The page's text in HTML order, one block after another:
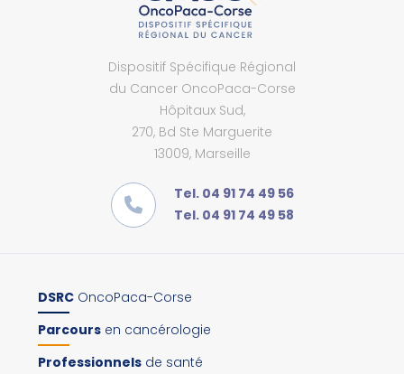
Dispositif Spécifique Régional
du Cancer OncoPaca-Corse
Hôpitaux Sud,
270, Bd Ste Marguerite
13009, Marseille
Tel. 04 91 74 49 56
Tel. 04 91 74 49 58
DSRC OncoPaca-Corse
Parcours en cancérologie
Professionnels de santé